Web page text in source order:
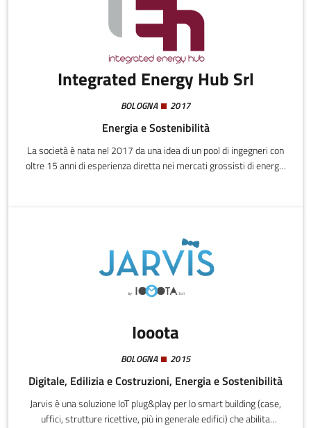
esistente mediante tecnologie integrate BIM-Blockchain
Integrated Energy Hub Srl
BOLOGNA 2017
Energia e Sostenibilità
La società è nata nel 2017 da una idea di un pool di ingegneri con
oltre 15 anni di esperienza diretta nei mercati grossisti di energia
Iooota
BOLOGNA 2015
Digitale, Edilizia e Costruzioni, Energia e Sostenibilità
Jarvis è una soluzione IoT plug&play per lo smart building (case,
uffici, strutture ricettive, più in generale edifici) che abilita